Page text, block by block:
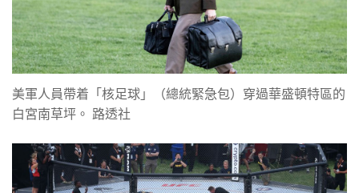
美軍人員帶着「核足球」（總統緊急包）穿過華盛頓特區的
白宮南草坪。 路透社